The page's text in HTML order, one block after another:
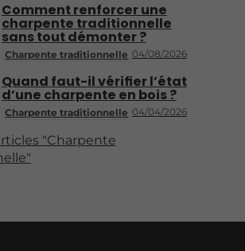
Charpente traditionnelle 04/08/2026
Comment renforcer une
charpente traditionnelle
sans tout démonter ?
Charpente traditionnelle 04/04/2026
Quand faut-il vérifier l’état
d’une charpente en bois ?
"Charpente